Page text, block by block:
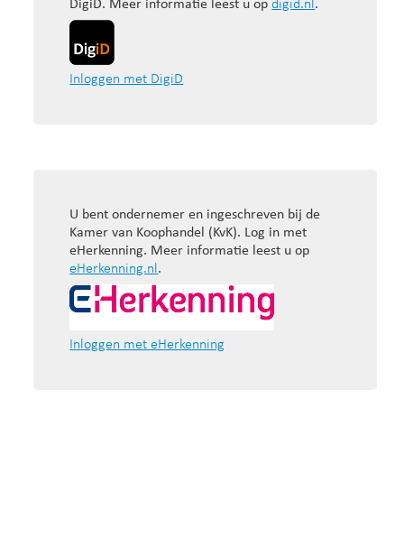
DigiD. Meer informatie leest u opdigid.nl .
Inloggen met DigiD
U bent ondernemer en ingeschreven bij de
Kamer van Koophandel (KvK). Log in met
eHerkenning. Meer informatie leest u op
eHerkenning.nl .
Inloggen met eHerkenning